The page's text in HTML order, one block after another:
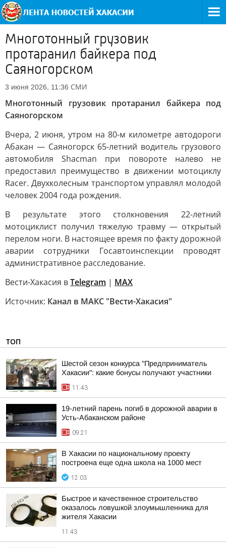
Многотонный грузовик
протаранил байкера под
Саяногорском
3 июня 2026, 11:36 СМИ
Многотонный грузовик протаранил байкера под
Саяногорском
Вчера, 2 июня, утром на 80-м километре автодороги
Абакан — Саяногорск 65-летний водитель грузового
автомобиля Shacman при повороте налево не
предоставил преимущество в движении мотоциклу
Racer. Двухколесным транспортом управлял молодой
человек 2004 года рождения.
В результате этого столкновения 22-летний
мотоциклист получил тяжелую травму — открытый
перелом ноги. В настоящее время по факту дорожной
аварии сотрудники Госавтоинспекции проводят
административное расследование.
Вести-Хакасия вTelegram | MAX
Источник: Канал в МАКС "Вести-Хакасия"
ТОП
Шестой сезон конкурса "Предприниматель
Хакасии": какие бонусы получают участники
11:43
19-летний парень погиб в дорожной аварии в
Усть-Абаканском районе
09:21
В Хакасии по национальному проекту
построена еще одна школа на 1000 мест
12:03
Быстрое и качественное строительство
оказалось ловушкой злоумышленника для
жителя Хакасии
11:43